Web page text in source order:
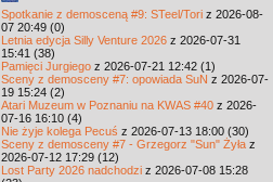
Spotkanie z demosceną #9: STeel/Tori z 2026-08-
07 20:49 (0)
Letnia edycja Silly Venture 2026 z 2026-07-31
15:41 (38)
Pamięci Jurgiego z 2026-07-21 12:42 (1)
Sceny z demosceny #7: opowiada SuN z 2026-07-
19 15:24 (2)
Atari Muzeum w Poznaniu na KWAS #40 z 2026-
07-16 16:10 (4)
Nie żyje kolega Pecuś z 2026-07-13 18:00 (30)
Sceny z demosceny #7 - Grzegorz "Sun" Żyła z
2026-07-12 17:29 (12)
Lost Party 2026 nadchodzi z 2026-07-08 15:28